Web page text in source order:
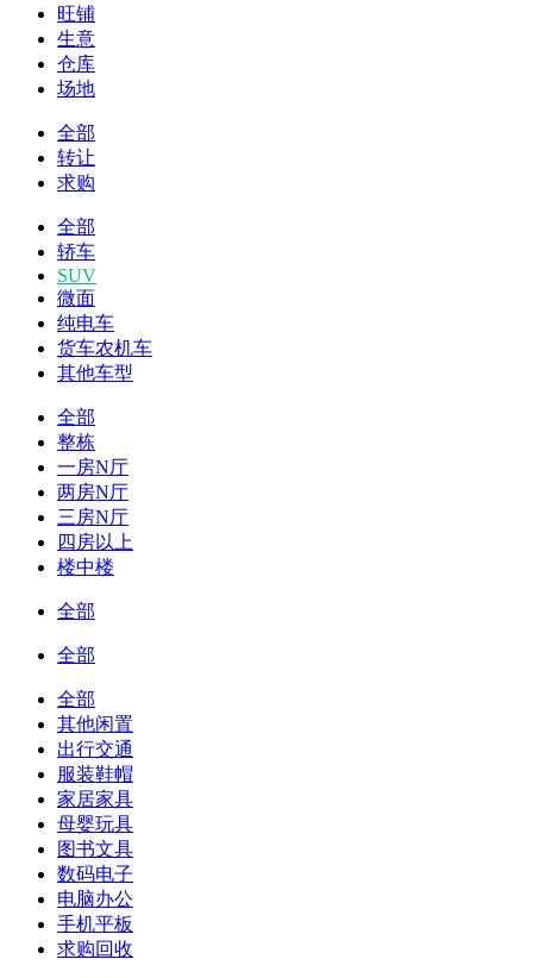
旺铺
生意
仓库
场地
全部
转让
求购
全部
轿车
SUV
微面
纯电车
货车农机车
其他车型
全部
整栋
一房N厅
两房N厅
三房N厅
四房以上
楼中楼
全部
全部
全部
其他闲置
出行交通
服装鞋帽
家居家具
母婴玩具
图书文具
数码电子
电脑办公
手机平板
求购回收